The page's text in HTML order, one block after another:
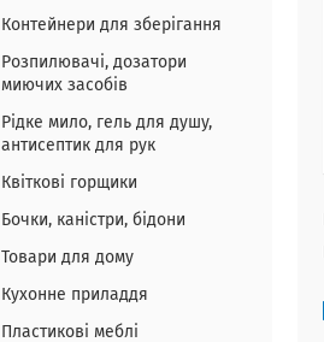
Контейнери для зберігання
Розпилювачі, дозатори
миючих засобів
Рідке мило, гель для душу,
антисептик для рук
Квіткові горщики
Бочки, каністри, бідони
Товари для дому
Кухонне приладдя
Пластикові меблі